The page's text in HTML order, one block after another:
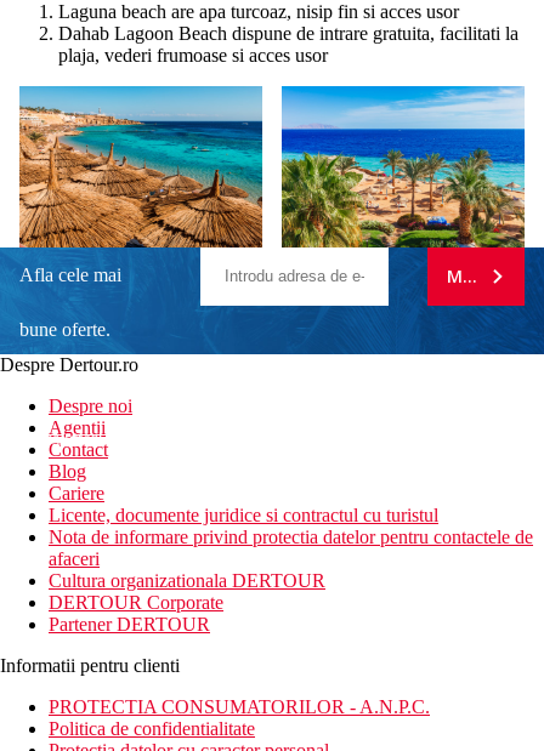
Laguna beach are apa turcoaz, nisip fin si acces usor
Dahab Lagoon Beach dispune de intrare gratuita, facilitati la
plaja, vederi frumoase si acces usor
Afla cele mai
bune oferte.
newsletter!
MA
Despre Dertour.ro
Despre noi
Agentii
Contact
Blog
Cariere
Licente, documente juridice si contractul cu turistul
Nota de informare privind protectia datelor pentru contactele de
afaceri
Cultura organizationala DERTOUR
DERTOUR Corporate
Partener DERTOUR
Informatii pentru clienti
PROTECTIA CONSUMATORILOR - A.N.P.C.
Politica de confidentialitate